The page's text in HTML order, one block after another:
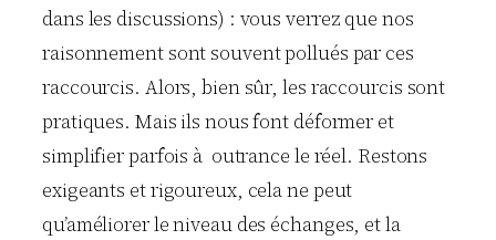
dans les discussions) : vous verrez que nos
raisonnement sont souvent pollués par ces
raccourcis. Alors, bien sûr, les raccourcis sont
pratiques. Mais ils nous font déformer et
simplifier parfois à outrance le réel. Restons
exigeants et rigoureux, cela ne peut
qu’améliorer le niveau des échanges, et la